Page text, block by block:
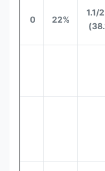
> 1.1/2
22%
0